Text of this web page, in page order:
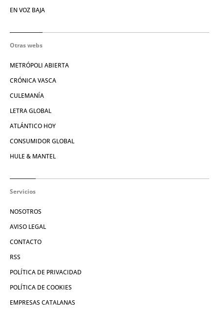
EN VOZ BAJA
Otras webs
METRÓPOLI ABIERTA
CRÓNICA VASCA
CULEMANÍA
LETRA GLOBAL
ATLÁNTICO HOY
CONSUMIDOR GLOBAL
HULE & MANTEL
Servicios
NOSOTROS
AVISO LEGAL
CONTACTO
RSS
POLÍTICA DE PRIVACIDAD
POLÍTICA DE COOKIES
EMPRESAS CATALANAS